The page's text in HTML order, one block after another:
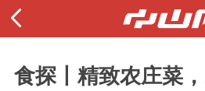
食探丨精致农庄菜